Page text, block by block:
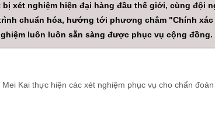
xét nghiệm hiện đại hàng đầu thế giới, cùng đội
chuẩn hóa, hướng tới phương châm "Chính
luôn luôn sẵn sàng được phục vụ cộng đồng.
Kai thực hiện các xét nghiệm phục vụ cho chẩn